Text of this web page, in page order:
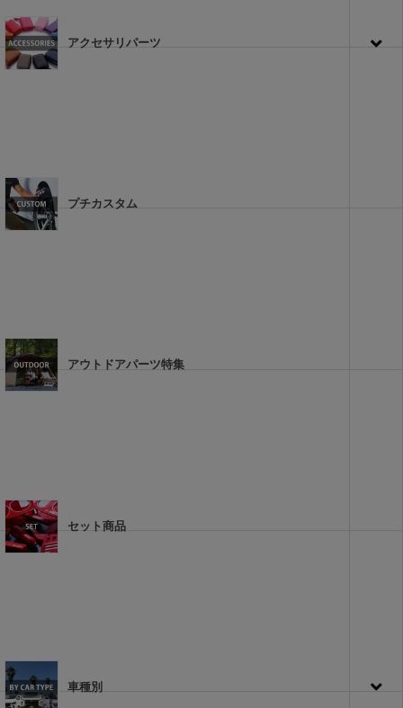
アクセサリパーツ
プチカスタム
アウトドアパーツ特集
セット商品
車種別